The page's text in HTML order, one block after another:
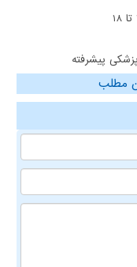
پیشرفته
مطلب